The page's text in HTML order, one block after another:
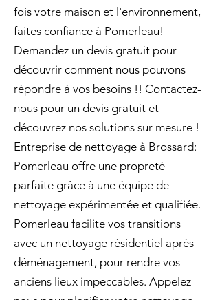
fois votre maison et l'environnement,
faites confiance à Pomerleau!
Demandez un devis gratuit pour
découvrir comment nous pouvons
répondre à vos besoins !! Contactez-
nous pour un devis gratuit et
découvrez nos solutions sur mesure !
Entreprise de nettoyage à Brossard:
Pomerleau offre une propreté
parfaite grâce à une équipe de
nettoyage expérimentée et qualifiée.
Pomerleau facilite vos transitions
avec un nettoyage résidentiel après
déménagement, pour rendre vos
anciens lieux impeccables. Appelez-